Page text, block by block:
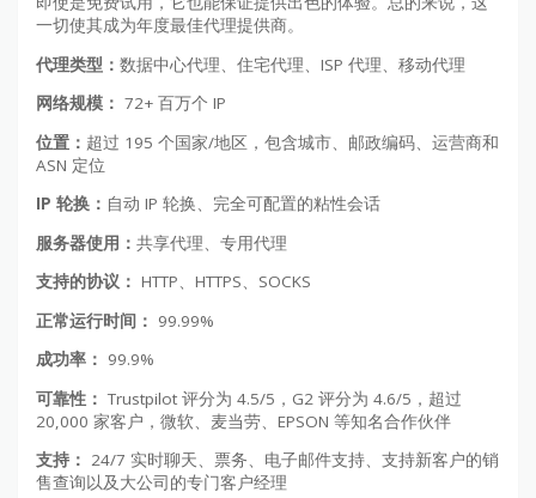
一切使其成为年度最佳代理提供商。
代理类型： 数据中心代理、住宅代理、ISP 代理、移动代理
网络规模： 72+ 百万个 IP
位置： 超过 195 个国家/地区，包含城市、邮政编码、运营商和
ASN 定位
IP 轮换： 自动 IP 轮换、完全可配置的粘性会话
服务器使用： 共享代理、专用代理
支持的协议： HTTP、HTTPS、SOCKS
正常运行时间： 99.99%
成功率： 99.9%
可靠性： Trustpilot 评分为 4.5/5，G2 评分为 4.6/5，超过
20,000 家客户，微软、麦当劳、EPSON 等知名合作伙伴
支持： 24/7 实时聊天、票务、电子邮件支持、支持新客户的销
售查询以及大公司的专门客户经理